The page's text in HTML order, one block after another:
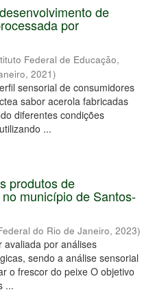
de
por
Federal de Educação,
, 2021)
sensorial de consumidores
sabor acerola fabricadas
diferentes condições
...
produtos de
município de Santos-
do Rio de Janeiro, 2023)
avaliada por análises
sendo a análise sensorial
o frescor do peixe O objetivo
...